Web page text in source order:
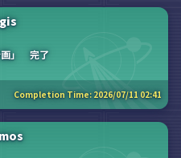
画」 完了
Completion Time: 2026/07/11 02:41